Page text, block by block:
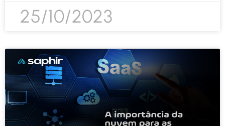
25/10/2023